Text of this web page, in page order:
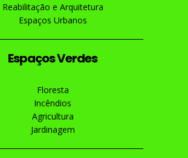
Reabilitação e Arquitetura
Espaços Urbanos
Espaços Verdes
Floresta
Incêndios
Agricultura
Jardinagem